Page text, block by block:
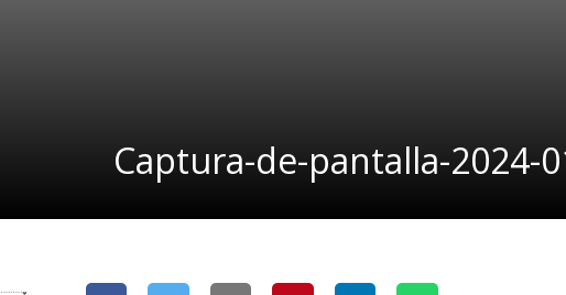
Captura-de-pantalla-2024-